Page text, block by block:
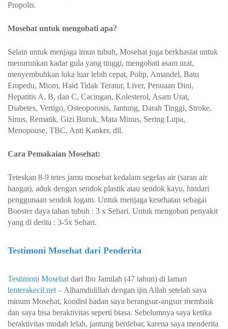
Propolis.
Mosehat untuk mengobati apa?
Selain untuk menjaga imun tubuh, Mosehat juga berkhasiat untuk
menurunkan kadar gula yang tinggi, mengobati asam urat,
menyembuhkan luka luar lebih cepat, Polip, Amandel, Batu
Empedu, Miom, Haid Tidak Teratur, Liver, Penuaan Dini,
Hepatitis A, B, dan C, Cacingan, Kolesterol, Asam Urat,
Diabetes, Vertigo, Osteoporosis, Jantung, Darah Tinggi, Stroke,
Sinus, Rematik, Gizi Buruk, Mata Minus, Sering Lupa,
Menopouse, TBC, Anti Kanker, dll.
Cara Pemakaian Mosehat:
Teteskan 8-9 tetes jamu mosehat kedalam segelas air (saran air
hangat), aduk dengan sendok plastik atau sendok kayu, hindari
penggunaan sendok logam. Untuk menjaga kesehatan sebagai
Booster daya tahan tubuh : 3 x Sehari. Untuk mengobati penyakit
yang di derita : 3-5x Sehari.
Testimoni Mosehat dari Penderita
Testimoni Mosehat dari Ibu Jamilah (47 tahun) di laman
lenterakecil.net – Alhamdulillah dengan ijin Allah setelah saya
minum Mosehat, kondisi badan saya berangsur-angsur membaik
dan saya bisa beraktivitas seperti biasa. Sebelumnya saya ketika
beraktivitas mudah lelah, jantung berdebar, karena saya menderita